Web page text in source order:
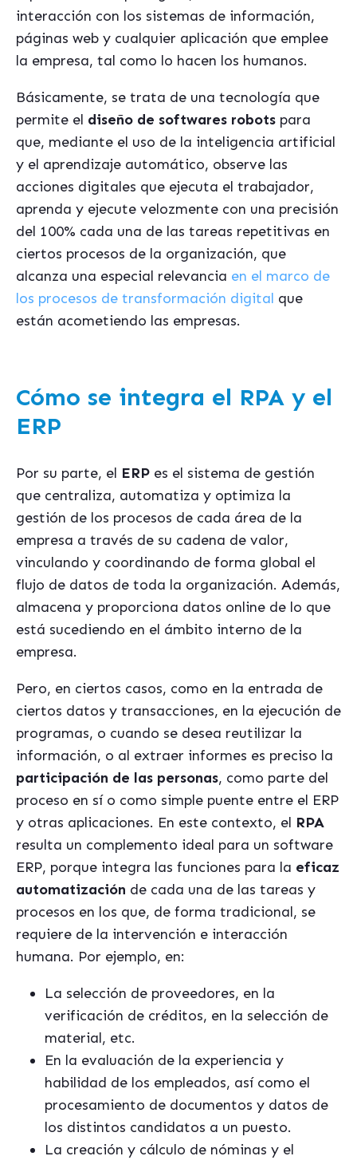
interacción con los sistemas de información,
páginas web y cualquier aplicación que emplee
la empresa, tal como lo hacen los humanos.
Básicamente, se trata de una tecnología que
permite el diseño de softwares robots para
que, mediante el uso de la inteligencia artificial
y el aprendizaje automático, observe las
acciones digitales que ejecuta el trabajador,
aprenda y ejecute velozmente con una precisión
del 100% cada una de las tareas repetitivas en
ciertos procesos de la organización, que
alcanza una especial relevancia en el marco de
los procesos de transformación digital que
están acometiendo las empresas.
Cómo se integra el RPA y el
ERP
Por su parte, el ERP es el sistema de gestión
que centraliza, automatiza y optimiza la
gestión de los procesos de cada área de la
empresa a través de su cadena de valor,
vinculando y coordinando de forma global el
flujo de datos de toda la organización. Además,
almacena y proporciona datos online de lo que
está sucediendo en el ámbito interno de la
empresa.
Pero, en ciertos casos, como en la entrada de
ciertos datos y transacciones, en la ejecución de
programas, o cuando se desea reutilizar la
información, o al extraer informes es preciso la
participación de las personas, como parte del
proceso en sí o como simple puente entre el ERP
y otras aplicaciones. En este contexto, el RPA
resulta un complemento ideal para un software
ERP, porque integra las funciones para la eficaz
automatización de cada una de las tareas y
procesos en los que, de forma tradicional, se
requiere de la intervención e interacción
humana. Por ejemplo, en:
La selección de proveedores, en la
verificación de créditos, en la selección de
material, etc.
En la evaluación de la experiencia y
habilidad de los empleados, así como el
procesamiento de documentos y datos de
los distintos candidatos a un puesto.
La creación y cálculo de nóminas y el